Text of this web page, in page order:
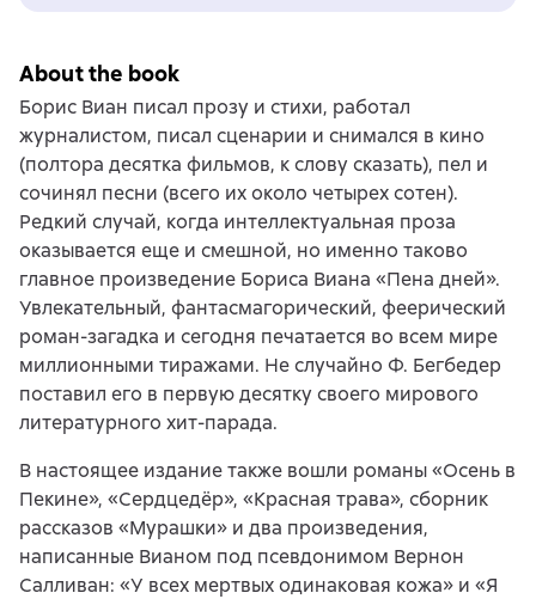
About the book
Борис Виан писал прозу и стихи, работал
журналистом, писал сценарии и снимался в кино
(полтора десятка фильмов, к слову сказать), пел и
сочинял песни (всего их около четырех сотен).
Редкий случай, когда интеллектуальная проза
оказывается еще и смешной, но именно таково
главное произведение Бориса Виана «Пена дней».
Увлекательный, фантасмагорический, феерический
роман-загадка и сегодня печатается во всем мире
миллионными тиражами. Не случайно Ф. Бегбедер
поставил его в первую десятку своего мирового
литературного хит-парада.
В настоящее издание также вошли романы «Осень в
Пекине», «Сердцедёр», «Красная трава», сборник
рассказов «Мурашки» и два произведения,
написанные Вианом под псевдонимом Вернон
Салливан: «У всех мертвых одинаковая кожа» и «Я